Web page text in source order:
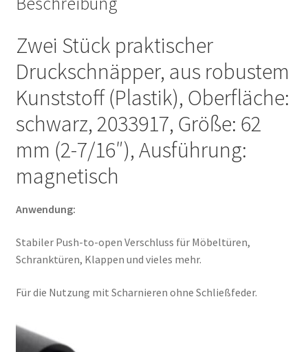
mehr,
von
Menge
Zwei Stück praktischer
Druckschnäpper, aus robustem
Kunststoff (Plastik), Oberfläche:
schwarz, 2033917, Größe: 62
mm (2-7/16″), Ausführung:
magnetisch
Anwendung:
Stabiler Push-to-open Verschluss für Möbeltüren,
Schranktüren, Klappen und vieles mehr.
Für die Nutzung mit Scharnieren ohne Schließfeder.